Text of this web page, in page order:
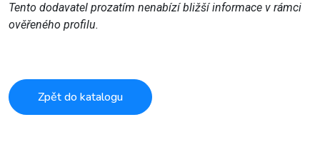
Tento dodavatel prozatím nenabízí bližší informace v rámci
ověřeného profilu.
Zpět do katalogu